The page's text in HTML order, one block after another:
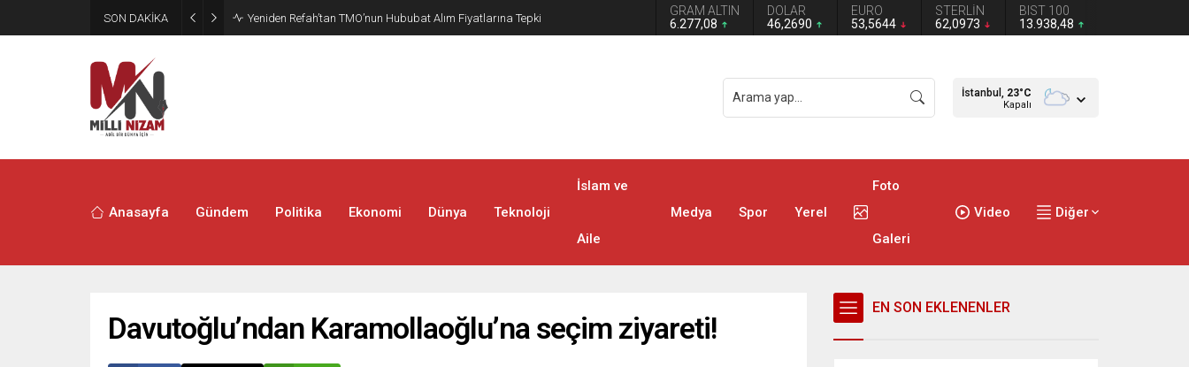
SON DAKİKA CHP’de Günaydın ve Başarır’ın grup başkanvekilliği düştü
GRAM ALTIN
6.277,08
DOLAR
46,2690
EURO
53,5644
STERLİN
62,0973
BIST 100
13.938,48
İstanbul, 23°C
Kapalı
Anasayfa Gündem Politika Ekonomi Dünya Teknoloji
İslam ve
Aile
Medya Spor Yerel
Foto
Galeri
Video Diğer
Davutoğlu’ndan Karamollaoğlu’na seçim ziyareti!
EN SON EKLENENLER